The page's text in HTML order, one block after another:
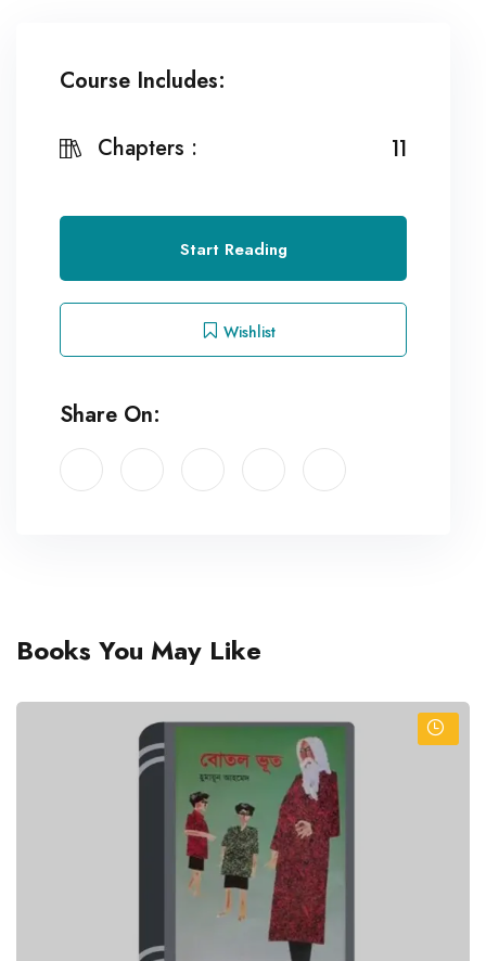
Course Includes:
Chapters : 11
Start Reading
Wishlist
Share On:
Books You May Like